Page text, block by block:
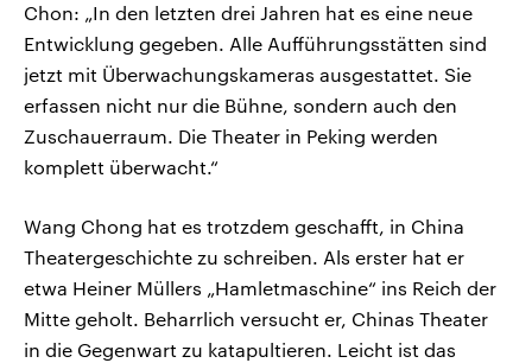
Chon: „In den letzten drei Jahren hat es eine neue
Entwicklung gegeben. Alle Aufführungsstätten sind
jetzt mit Überwachungskameras ausgestattet. Sie
erfassen nicht nur die Bühne, sondern auch den
Zuschauerraum. Die Theater in Peking werden
komplett überwacht.“
Wang Chong hat es trotzdem geschafft, in China
Theatergeschichte zu schreiben. Als erster hat er
etwa Heiner Müllers „Hamletmaschine“ ins Reich der
Mitte geholt. Beharrlich versucht er, Chinas Theater
in die Gegenwart zu katapultieren. Leicht ist das